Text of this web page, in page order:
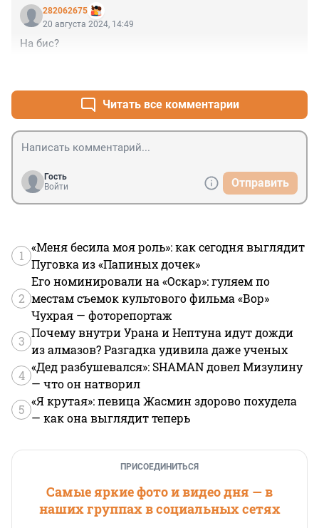
282062675
20 августа 2024, 14:49
На бис?
Читать все комментарии
Гость
Войти
Отправить
1
«Меня бесила моя роль»: как сегодня выглядит
Пуговка из «Папиных дочек»
2
Его номинировали на «Оскар»: гуляем по
местам съемок культового фильма «Вор»
Чухрая — фоторепортаж
3
Почему внутри Урана и Нептуна идут дожди
из алмазов? Разгадка удивила даже ученых
4
«Дед разбушевался»: SHAMAN довел Мизулину
— что он натворил
5
«Я крутая»: певица Жасмин здорово похудела
— как она выглядит теперь
ПРИСОЕДИНИТЬСЯ
Самые яркие фото и видео дня — в
наших группах в социальных сетях